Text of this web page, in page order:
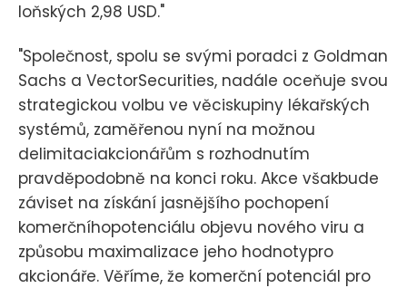
loňských 2,98 USD."
"Společnost, spolu se svými poradci z Goldman
Sachs a VectorSecurities, nadále oceňuje svou
strategickou volbu ve věciskupiny lékařských
systémů, zaměřenou nyní na možnou
delimitaciakcionářům s rozhodnutím
pravděpodobně na konci roku. Akce všakbude
záviset na získání jasnějšího pochopení
komerčníhopotenciálu objevu nového viru a
způsobu maximalizace jeho hodnotypro
akcionáře. Věříme, že komerční potenciál pro